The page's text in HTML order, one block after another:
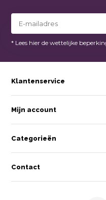
* Lees hier de wettelijke
Klantenservice
Mijn account
Categorieën
Contact